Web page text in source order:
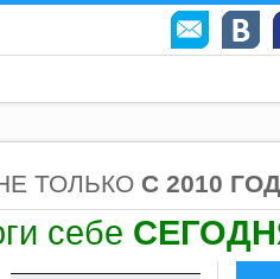
ТОЛЬКО С 2010
себе